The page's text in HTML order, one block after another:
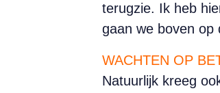
terugzie. Ik heb
gaan we boven op
WACHTEN OP
Natuurlijk kreeg